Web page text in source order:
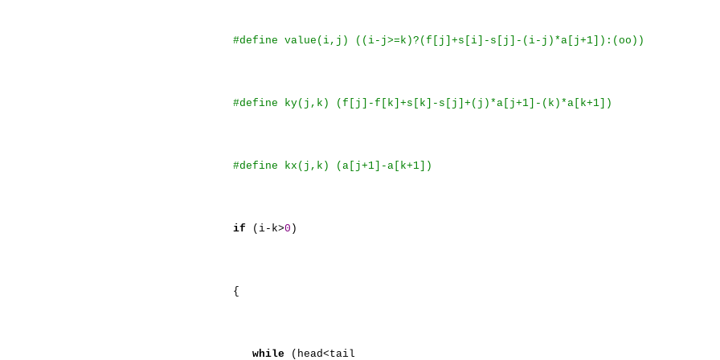
#define value(i,j) ((i-j>=k)?(f[j]+s[i]-s[j]-(i-j)*a[j+1]):(oo))
#define ky(j,k) (f[j]-f[k]+s[k]-s[j]+(j)*a[j+1]-(k)*a[k+1])
#define kx(j,k) (a[j+1]-a[k+1])
if (i-k>0 )
{
while (head<tail